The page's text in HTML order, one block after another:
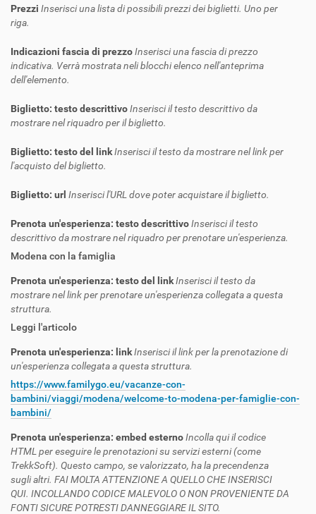
Prezzi Inserisci una lista di possibili prezzi dei biglietti. Uno per
riga.
Indicazioni fascia di prezzoInserisci una fascia di prezzo
indicativa. Verrà mostrata neli blocchi elenco nell'anteprima
dell'elemento.
Biglietto: testo descrittivoInserisci il testo descrittivo da
mostrare nel riquadro per il biglietto.
Biglietto: testo del linkInserisci il testo da mostrare nel link per
l'acquisto del biglietto.
Biglietto: url Inserisci l'URL dove poter acquistare il biglietto.
Prenota un'esperienza: testo descrittivoInserisci il testo
descrittivo da mostrare nel riquadro per prenotare un'esperienza.
Modena con la famiglia
Prenota un'esperienza: testo del linkInserisci il testo da
mostrare nel link per prenotare un'esperienza collegata a questa
struttura.
Leggi l'articolo
Prenota un'esperienza: linkInserisci il link per la prenotazione di
un'esperienza collegata a questa struttura.
https://www.familygo.eu/vacanze-con-
bambini/viaggi/modena/welcome-to-modena-per-famiglie-con-
bambini/
Prenota un'esperienza: embed esternoIncolla qui il codice
HTML per eseguire le prenotazioni su servizi esterni (come
TrekkSoft). Questo campo, se valorizzato, ha la precendenza
sugli altri. FAI MOLTA ATTENZIONE A QUELLO CHE INSERISCI
QUI. INCOLLANDO CODICE MALEVOLO O NON PROVENIENTE DA
FONTI SICURE POTRESTI DANNEGGIARE IL SITO.